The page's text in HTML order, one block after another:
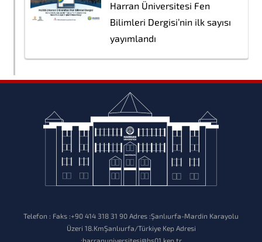
Harran Üniversitesi Fen
Bilimleri Dergisi’nin ilk sayısı
yayımlandı
Telefon : Faks :+90 414 318 31 90 Adres :Şanlıurfa-Mardin Karayolu
Üzeri 18.KmŞanlıurfa/Türkiye Kep Adresi
:harranuniversitesi@hs01.kep.tr